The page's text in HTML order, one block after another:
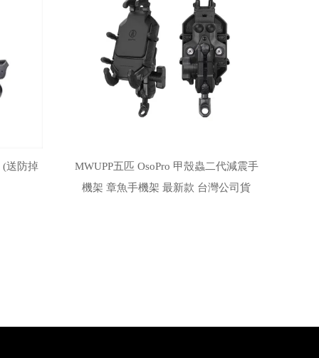
(送防掉
MWUPP五匹 OsoPro 甲殼蟲二代減震手
機架 章魚手機架 最新款 台灣公司貨